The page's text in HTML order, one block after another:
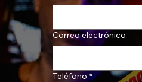
Correo electrónico
Teléfono *